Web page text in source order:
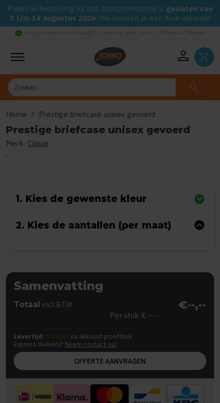
Plaats je bestelling op tijd. Jobopromotions is gesloten van
3 t/m 14 augustus 2026. We wensen je een fijne vakantie
check_circle
person shopping_cart
Zoeken search
Home chevron_right Prestige briefcase unisex gevoerd
Prestige briefcase unisex gevoerd
Merk: Clique
1. Kies de gewenste kleur
2. Kies de aantallen (per maat)
Samenvatting
Totaal incl.BTW €--,--
Per stuk € --,--
Levertijd: 5 dagen na akkoord proefdruk
Express delivery? Neem contact op!
OFFERTE AANVRAGEN